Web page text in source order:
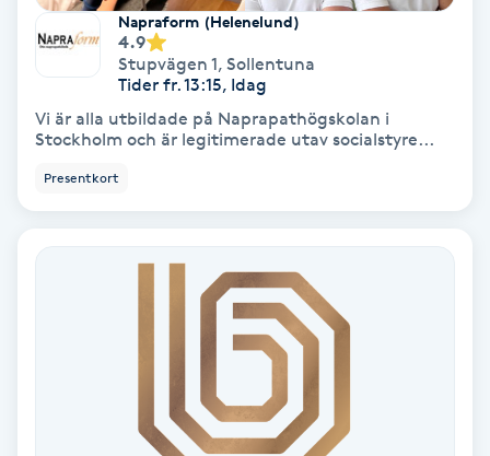
Nagelförlängning glasfiber
Nagelförlängning silke
Nagelförstärkning
Napraform (Helenelund)
4.9
Stupvägen 1, Sollentuna
Tider fr. 13:15, Idag
Vi är alla utbildade på Naprapathögskolan i
Stockholm och är legitimerade utav socialstyre...
Presentkort